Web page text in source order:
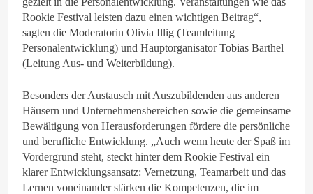
Rookie Festival leisten dazu einen wichtigen Beitrag“,
sagten die Moderatorin Olivia Illig (Teamleitung
Personalentwicklung) und Hauptorganisator Tobias Barthel
(Leitung Aus- und Weiterbildung).
Besonders der Austausch mit Auszubildenden aus anderen
Häusern und Unternehmensbereichen sowie die gemeinsame
Bewältigung von Herausforderungen fördere die persönliche
und berufliche Entwicklung. „Auch wenn heute der Spaß im
Vordergrund steht, steckt hinter dem Rookie Festival ein
klarer Entwicklungsansatz: Vernetzung, Teamarbeit und das
Lernen voneinander stärken die Kompetenzen, die im